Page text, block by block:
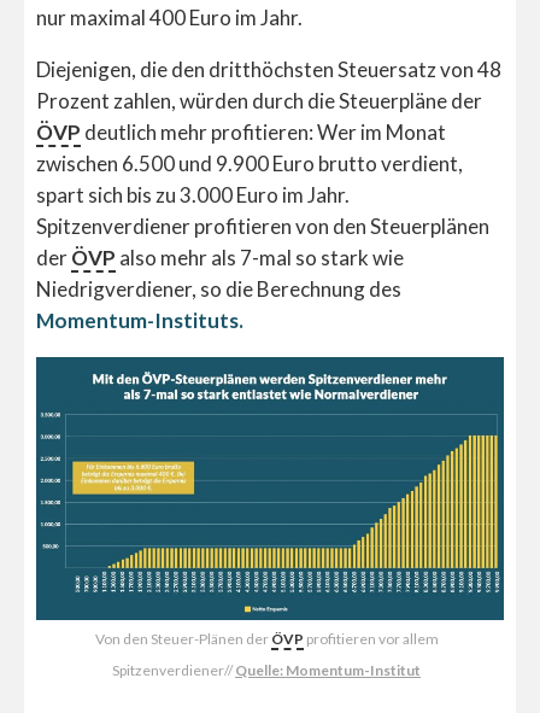
nur maximal 400 Euro im Jahr.
Diejenigen, die den dritthöchsten Steuersatz von 48
Prozent zahlen, würden durch die Steuerpläne der
ÖVP deutlich mehr profitieren: Wer im Monat
zwischen 6.500 und 9.900 Euro brutto verdient,
spart sich bis zu 3.000 Euro im Jahr.
Spitzenverdiener profitieren von den Steuerplänen
derÖVP also mehr als 7-mal so stark wie
Niedrigverdiener, so die Berechnung des
Momentum-Instituts.
Von den Steuer-Plänen der ÖVP profitieren vor allem
Spitzenverdiener//Quelle: Momentum-Institut